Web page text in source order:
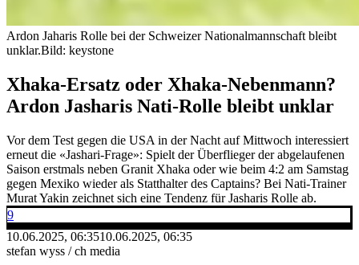
Ardon Jaharis Rolle bei der Schweizer Nationalmannschaft bleibt
unklar.Bild: keystone
Xhaka-Ersatz oder Xhaka-Nebenmann?
Ardon Jasharis Nati-Rolle bleibt unklar
Vor dem Test gegen die USA in der Nacht auf Mittwoch interessiert
erneut die «Jashari-Frage»: Spielt der Überflieger der abgelaufenen
Saison erstmals neben Granit Xhaka oder wie beim 4:2 am Samstag
gegen Mexiko wieder als Statthalter des Captains? Bei Nati-Trainer
Murat Yakin zeichnet sich eine Tendenz für Jasharis Rolle ab.
9
10.06.2025, 06:3510.06.2025, 06:35
stefan wyss / ch media